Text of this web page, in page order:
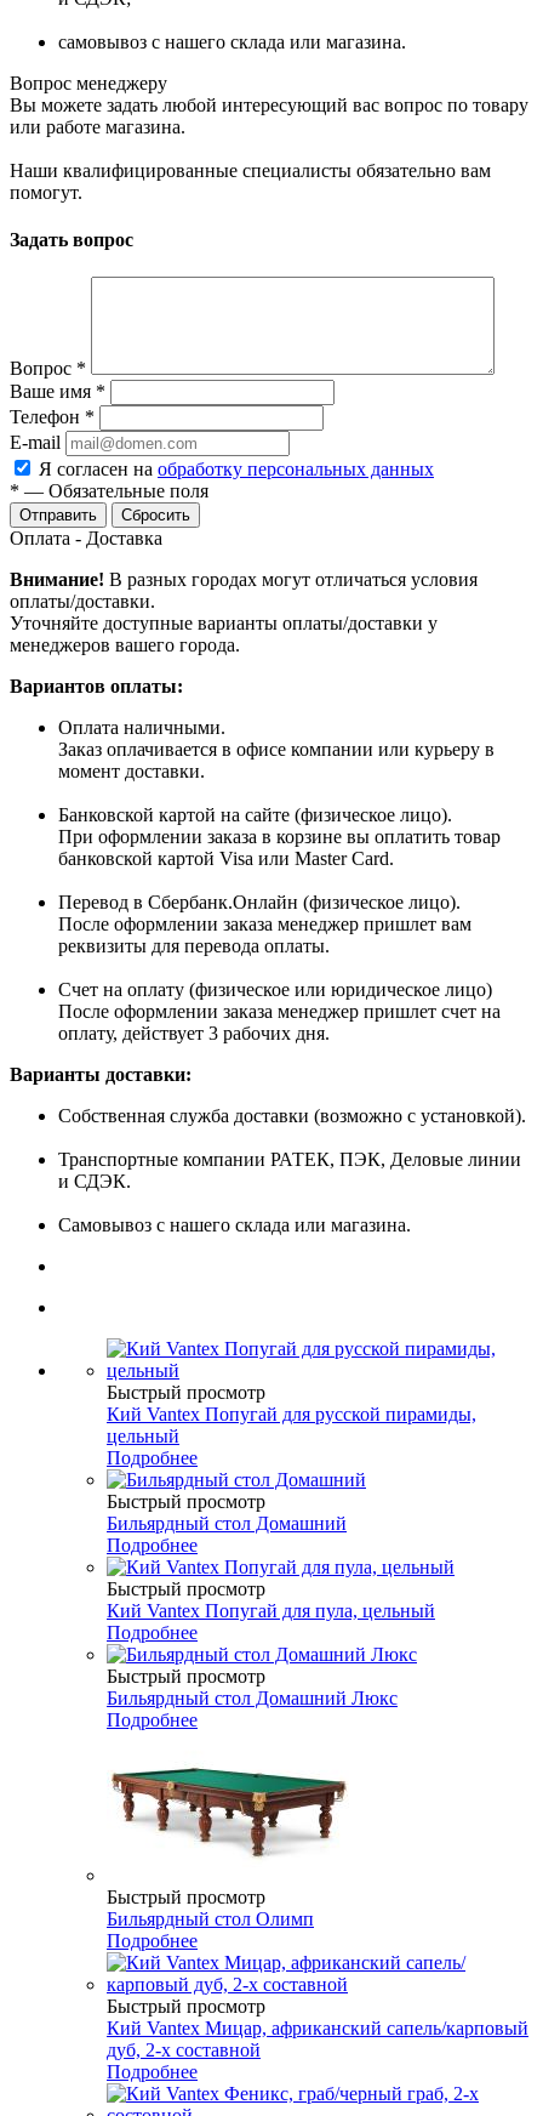
самовывоз с нашего склада или магазина.
Вопрос менеджеру
Вы можете задать любой интересующий вас вопрос по товару
или работе магазина.
Наши квалифицированные специалисты обязательно вам
помогут.
Задать вопрос
Вопрос *
Ваше имя *
Телефон *
E-mail
Я согласен на обработку персональных данных
* — Обязательные поля
Сбросить
Оплата - Доставка
Внимание! В разных городах могут отличаться условия
оплаты/доставки.
Уточняйте доступные варианты оплаты/доставки у
менеджеров вашего города.
Вариантов оплаты:
Оплата наличными.
Заказ оплачивается в офисе компании или курьеру в
момент доставки.
Банковской картой на сайте (физическое лицо).
При оформлении заказа в корзине вы оплатить товар
банковской картой Visa или Master Card.
Перевод в Сбербанк.Онлайн (физическое лицо).
После оформлении заказа менеджер пришлет вам
реквизиты для перевода оплаты.
Счет на оплату (физическое или юридическое лицо)
После оформлении заказа менеджер пришлет счет на
оплату, действует 3 рабочих дня.
Варианты доставки:
Собственная служба доставки (возможно с установкой).
Транспортные компании РАТЕК, ПЭК, Деловые линии
и СДЭК.
Самовывоз с нашего склада или магазина.
Быстрый просмотр
Кий Vantex Попугай для русской пирамиды,
цельный
Подробнее
Быстрый просмотр
Бильярдный стол Домашний
Подробнее
Быстрый просмотр
Кий Vantex Попугай для пула, цельный
Подробнее
Быстрый просмотр
Бильярдный стол Домашний Люкс
Подробнее
Быстрый просмотр
Бильярдный стол Олимп
Подробнее
Быстрый просмотр
Кий Vantex Мицар, африканский сапель/карповый
дуб, 2-х составной
Подробнее